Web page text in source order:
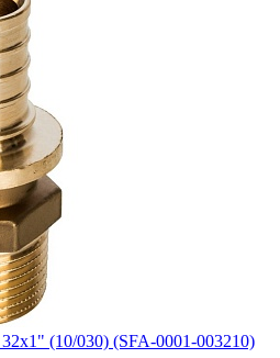
(10/030) (SFA-0001-003210)